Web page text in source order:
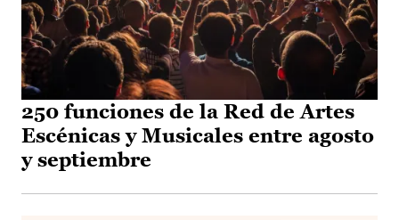
250 funciones de la Red de Artes
Escénicas y Musicales entre agosto
y septiembre